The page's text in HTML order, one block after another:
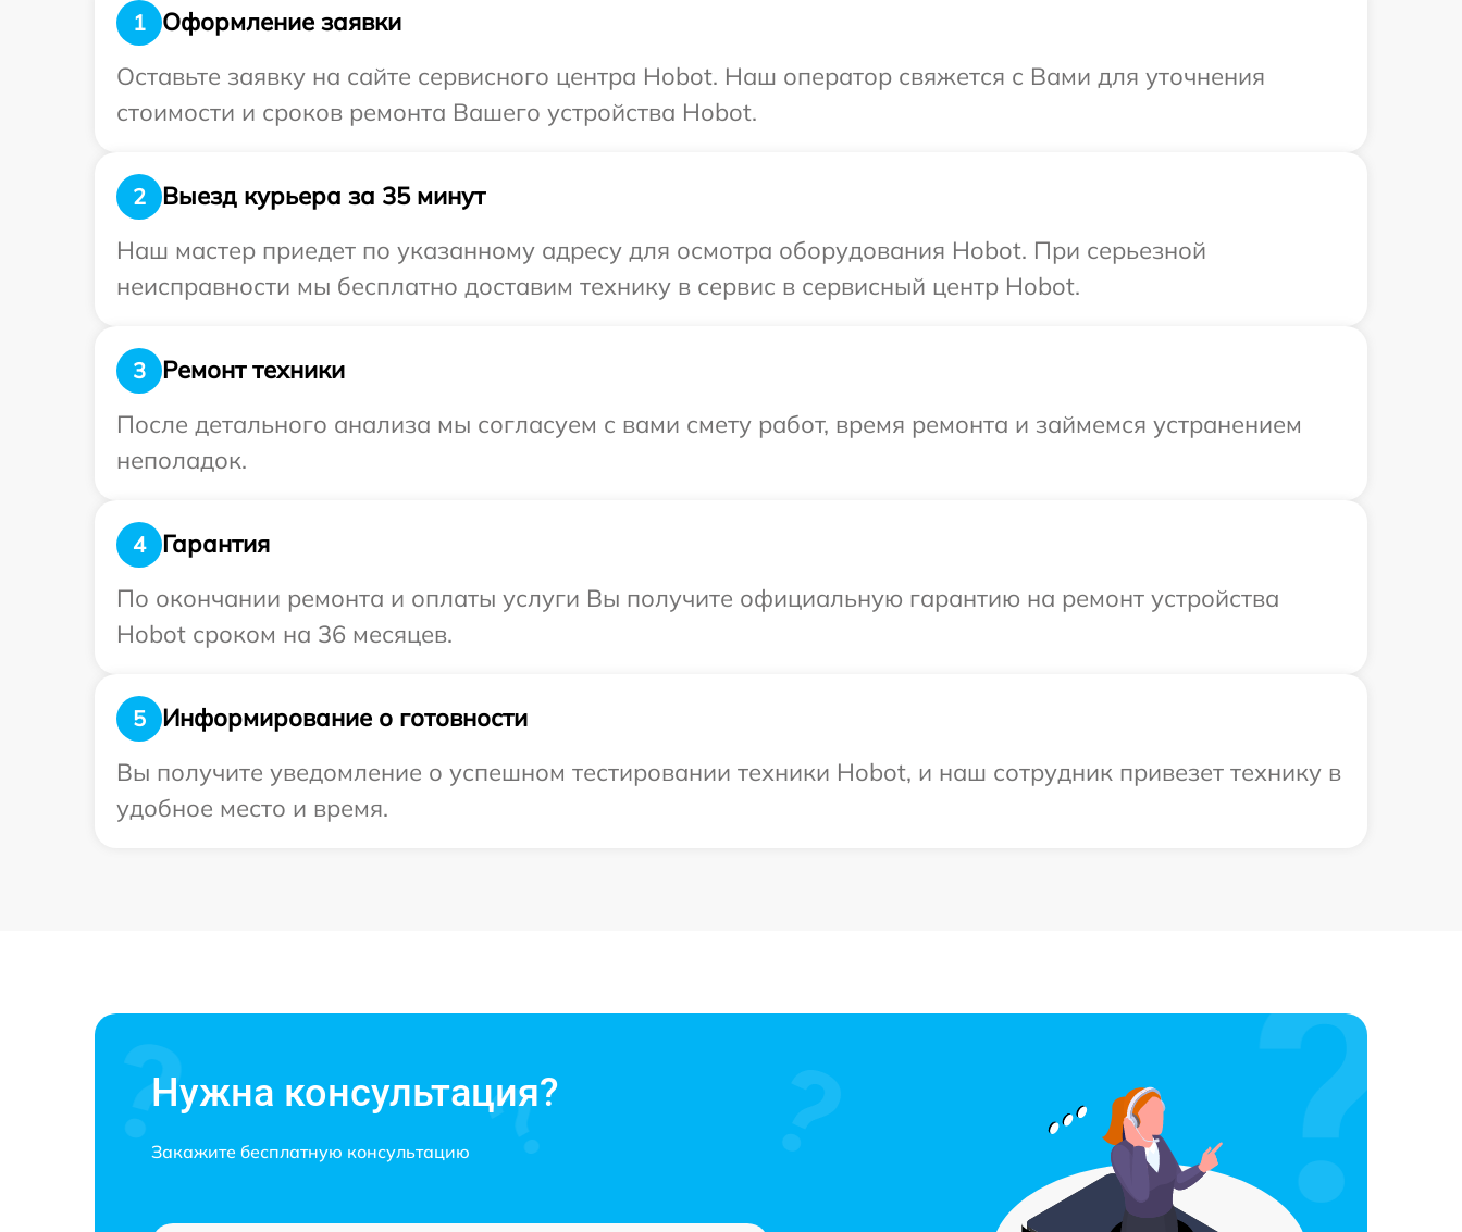
1
Оформление заявки
Оставьте заявку на сайте сервисного центра Hobot. Наш оператор свяжется с Вами для уточнения
стоимости и сроков ремонта Вашего устройства Hobot.
2
Выезд курьера за 35 минут
Наш мастер приедет по указанному адресу для осмотра оборудования Hobot. При серьезной
неисправности мы бесплатно доставим технику в сервис в сервисный центр Hobot.
3
Ремонт техники
После детального анализа мы согласуем с вами смету работ, время ремонта и займемся устранением
неполадок.
4
Гарантия
По окончании ремонта и оплаты услуги Вы получите официальную гарантию на ремонт устройства
Hobot сроком на 36 месяцев.
5
Информирование о готовности
Вы получите уведомление о успешном тестировании техники Hobot, и наш сотрудник привезет технику в
удобное место и время.
Нужна консультация?
Закажите бесплатную консультацию